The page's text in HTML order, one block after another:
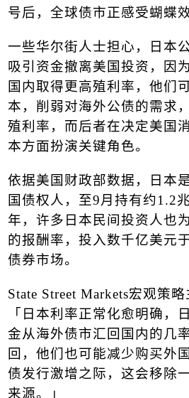
号后，全球债市正感受蝴蝶效
一些华尔街人士担心，日本
吸引资金撤离美国投资，因
国内取得更高殖利率，他们
本，削弱对海外公债的需求
殖利率，而后者在决定美国
本方面扮演关键角色。
依据美国财政部数据，日本
国债权人，至9月持有约1.2
年，许多日本民间投资人也
的报酬率，投入数千亿美元
债券市场。
State Street Markets宏观策略
「日本利率正常化愈明确，
金从海外债市汇回国内的几
回，他们也可能减少购买外
债发行激增之际，这会移除
来源。」